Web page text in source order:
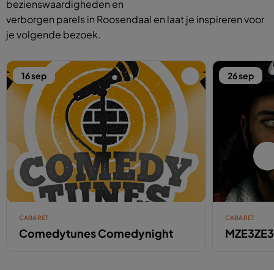
bezienswaardigheden en
verborgen parels in Roosendaal en laat je inspireren voor
je volgende bezoek.
16 sep
CABARET
Comedytunes Comedynight
26 sep
CABARET